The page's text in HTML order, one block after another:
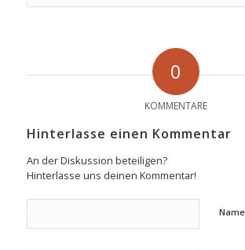
0
KOMMENTARE
Hinterlasse einen Kommentar
An der Diskussion beteiligen?
Hinterlasse uns deinen Kommentar!
Name